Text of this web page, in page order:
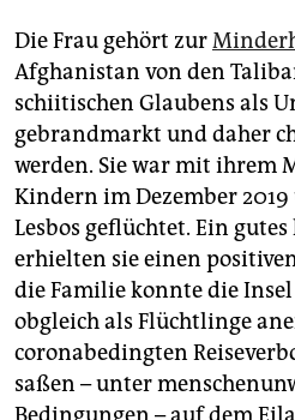
Die Frau gehört zur
Afghanistan von den
schiitischen Glaubens als
gebrandmarkt und daher
werden. Sie war mit ihrem
Kindern im Dezember
Lesbos geflüchtet. Ein
erhielten sie einen
die Familie konnte die
obgleich als Flüchtlinge
coronabedingten
saßen – unter